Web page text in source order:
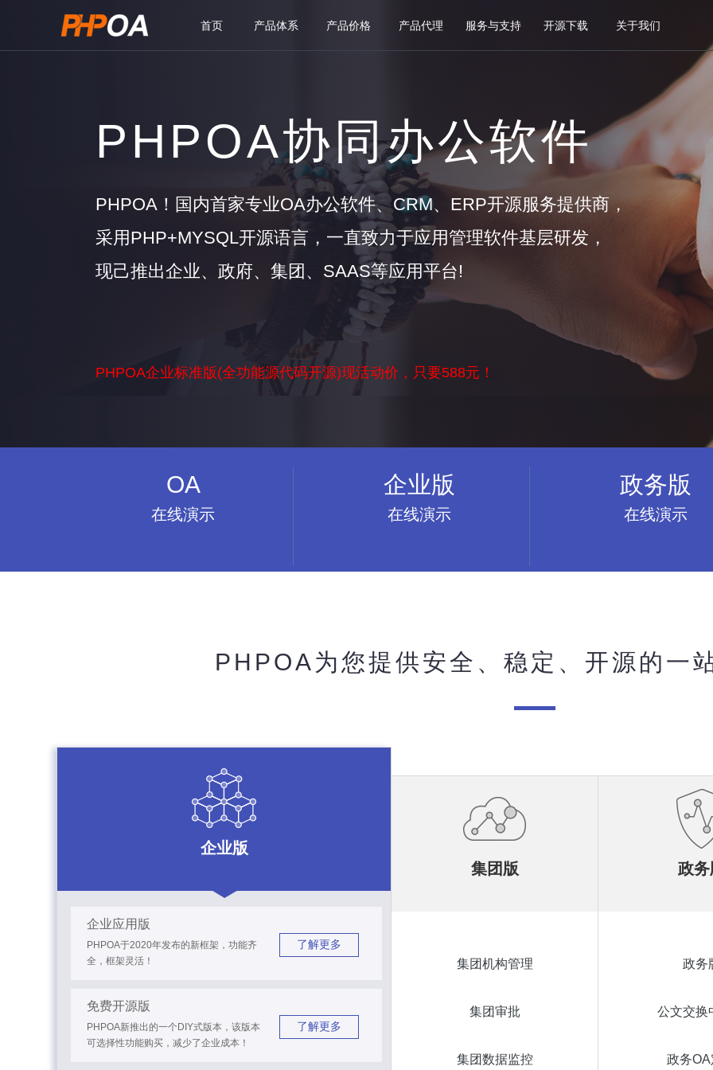
首页 产品体系 产品价格 产品代理 服务与支持 开源下载 关于我们
PHPOA协同办公软件
PHPOA！国内首家专业OA办公软件、CRM、ERP开源服务提供商，
采用PHP+MYSQL开源语言，一直致力于应用管理软件基层研发，
现己推出企业、政府、集团、SAAS等应用平台!
PHPOA企业标准版(全功能源代码开源)现活动价，只要588元！
OA
在线演示
企业版
在线演示
政务版
在线演示
PHPOA为您提供安全、稳定、开源的一
企业版
企业应用版
PHPOA于2020年发布的新框架，功能齐
全，框架灵活！
了解更多
免费开源版
PHPOA新推出的一个DIY式版本，该版本
可选择性功能购买，减少了企业成本！
了解更多
集团版
集团机构管理
集团审批
集团数据监控
政务
政务
公文交换
政务OA